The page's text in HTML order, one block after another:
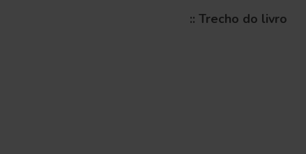
:: Trecho do livro